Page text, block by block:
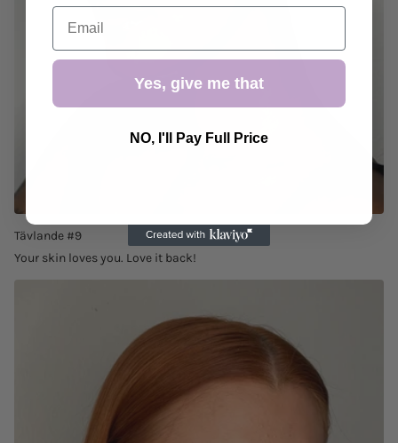
Tävlande #9
Your skin loves you. Love it back!
EMAIL
Yes, give me that
NO, I'll Pay Full Price